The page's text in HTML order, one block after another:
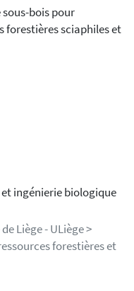
bois pour
forestières sciaphiles et
ingénierie biologique
Liège - ULiège >
forestières et